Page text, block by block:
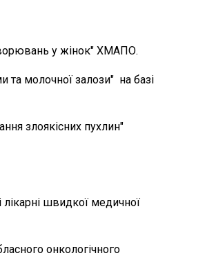
у жінок" ХМАПО.
та молочної залози" на базі
злоякісних пухлин"
лікарні швидкої медичної
онкологічного